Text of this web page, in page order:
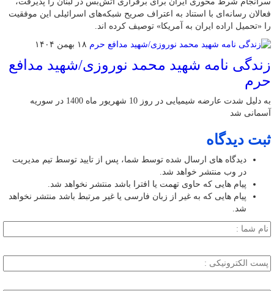
فعالان رسانه‌ای با استناد به اعتراف صریح شبکه‌های اسرائیلی این موفقیت
را «تحمیل اراده ایران به آمریکا» توصیف کرده اند.
۱۸ بهمن ۱۴۰۴
زندگی نامه شهید محمد نوروزی/شهید مدافع
حرم
به دلیل شدت عارضه شیمیایی در روز 10 شهریور ماه 1400 در سوریه
آسمانی شد
ثبت دیدگاه
دیدگاه های ارسال شده توسط شما، پس از تایید توسط تیم مدیریت
در وب منتشر خواهد شد.
پیام هایی که حاوی تهمت یا افترا باشد منتشر نخواهد شد.
پیام هایی که به غیر از زبان فارسی یا غیر مرتبط باشد منتشر نخواهد
شد.